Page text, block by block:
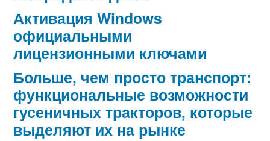
Активация Windows
официальными
лицензионными ключами
Больше, чем просто транспорт:
функциональные возможности
гусеничных тракторов, которые
выделяют их на рынке